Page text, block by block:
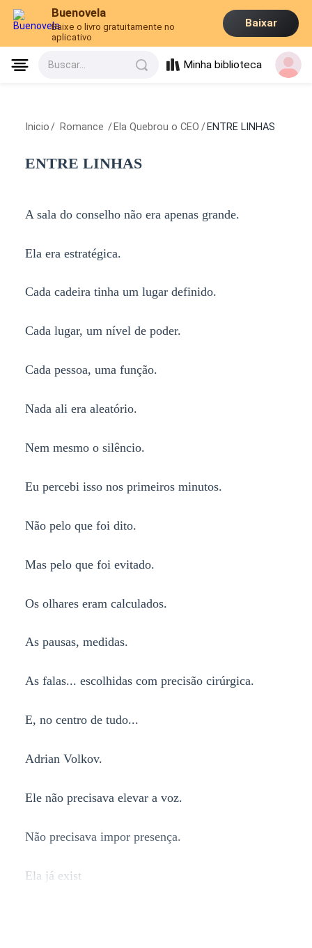
Buenovela
Baixe o livro gratuitamente no
aplicativo
Baixar
Buscar... Minha biblioteca
Inicio / Romance / Ela Quebrou o CEO / ENTRE LINHAS
ENTRE LINHAS
A sala do conselho não era apenas grande.
Ela era estratégica.
Cada cadeira tinha um lugar definido.
Cada lugar, um nível de poder.
Cada pessoa, uma função.
Nada ali era aleatório.
Nem mesmo o silêncio.
Eu percebi isso nos primeiros minutos.
Não pelo que foi dito.
Mas pelo que foi evitado.
Os olhares eram calculados.
As pausas, medidas.
As falas... escolhidas com precisão cirúrgica.
E, no centro de tudo...
Adrian Volkov.
Ele não precisava elevar a voz.
Não precisava impor presença.
Ela já exist